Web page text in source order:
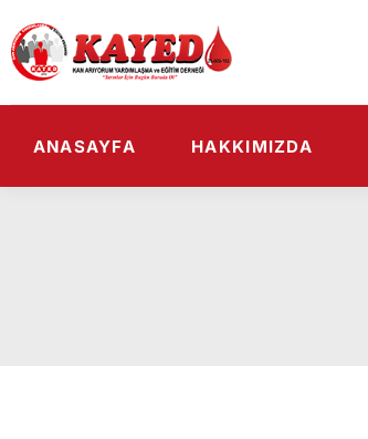
ANASAYFA HAKKIMIZDA